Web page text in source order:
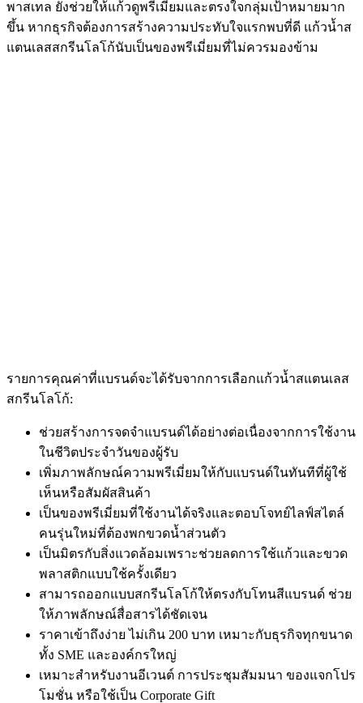
พาสเทล ยังช่วยให้แก้วดูพรีเมี่ยมและตรงใจกลุ่มเป้าหมายมาก
ขึ้น หากธุรกิจต้องการสร้างความประทับใจแรกพบที่ดี แก้วน้ำส
แตนเลสสกรีนโลโก้นับเป็นของพรีเมี่ยมที่ไม่ควรมองข้าม
รายการคุณค่าที่แบรนด์จะได้รับจากการเลือกแก้วน้ำสแตนเลส
สกรีนโลโก้:
ช่วยสร้างการจดจำแบรนด์ได้อย่างต่อเนื่องจากการใช้งาน
ในชีวิตประจำวันของผู้รับ
เพิ่มภาพลักษณ์ความพรีเมี่ยมให้กับแบรนด์ในทันทีที่ผู้ใช้
เห็นหรือสัมผัสสินค้า
เป็นของพรีเมี่ยมที่ใช้งานได้จริงและตอบโจทย์ไลฟ์สไตล์
คนรุ่นใหม่ที่ต้องพกขวดน้ำส่วนตัว
เป็นมิตรกับสิ่งแวดล้อมเพราะช่วยลดการใช้แก้วและขวด
พลาสติกแบบใช้ครั้งเดียว
สามารถออกแบบสกรีนโลโก้ให้ตรงกับโทนสีแบรนด์ ช่วย
ให้ภาพลักษณ์สื่อสารได้ชัดเจน
ราคาเข้าถึงง่าย ไม่เกิน 200 บาท เหมาะกับธุรกิจทุกขนาด
ทั้ง SME และองค์กรใหญ่
เหมาะสำหรับงานอีเวนต์ การประชุมสัมมนา ของแจกโปร
โมชั่น หรือใช้เป็น Corporate Gift